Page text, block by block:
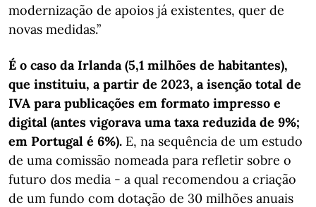
modernização de apoios já existentes, quer de
novas medidas.”
É o caso da Irlanda (5,1 milhões de habitantes),
que instituiu, a partir de 2023, a isenção total de
IVA para publicações em formato impresso e
digital (antes vigorava uma taxa reduzida de 9%;
em Portugal é 6%). E, na sequência de um estudo
de uma comissão nomeada para refletir sobre o
futuro dos media - a qual recomendou a criação
de um fundo com dotação de 30 milhões anuais